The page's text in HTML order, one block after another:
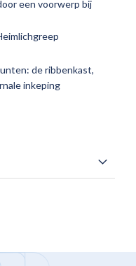
een voorwerp bij
de ribbenkast,
inkeping